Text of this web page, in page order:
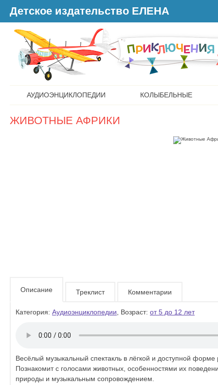
Детское издательство ЕЛЕНА
АУДИОЭНЦИКЛОПЕДИИ КОЛЫБЕЛЬНЫЕ
ЖИВОТНЫЕ АФРИКИ
Описание Треклист Комментарии
Категория: Аудиоэнциклопедии , Возраст: от 5 до 12 лет
Весёлый музыкальный спектакль в лёгкой и доступной
Познакомит с голосами животных, особенностями их
природы и музыкальным сопровождением.